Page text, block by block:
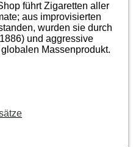
führt Zigaretten aller
aus improvisierten
wurden sie durch
und aggressive
Massenprodukt.